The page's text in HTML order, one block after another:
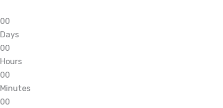
00
Days
00
Hours
00
Minutes
00